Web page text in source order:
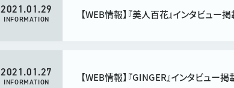
2021.01.29
INFORMATION 【WEB情報】『美人百花』インタビュー掲
2021.01.27
INFORMATION 【WEB情報】『GINGER』インタビュー掲